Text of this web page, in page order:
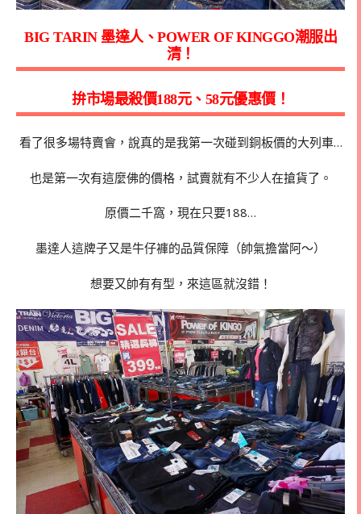
BIG TARIN 墨達人、POWER OF KINGGO潮服出
清！
拚市場最殺價188元、58元優惠價！
看了很多場特賣會，說真的是我第一次碰到銅板價的大列車…
也是第一次有這麼佛的價格，試賣就有不少人在搶貨了。
原價二千窩，現在只要188…
墨達人這牌子又是牛仔褲的品質保障（帥氣擔當阿～）
想要又帥有有型，來這區就沒錯！